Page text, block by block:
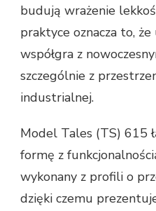
budują wrażenie
praktyce oznacza to,
współgra z
szczególnie z
industrialnej.
Model Tales (TS) 615
formę z
wykonany z profili o
dzięki czemu